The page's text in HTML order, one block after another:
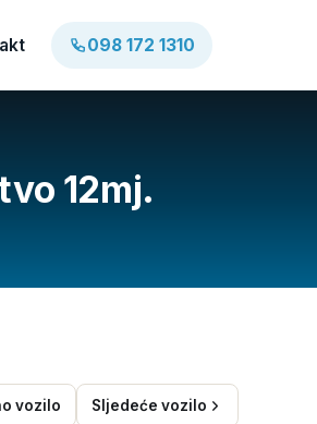
098 172 1310
12mj.
vozilo Sljedeće vozilo